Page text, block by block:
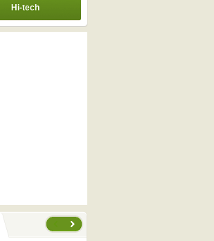
Hi-tech